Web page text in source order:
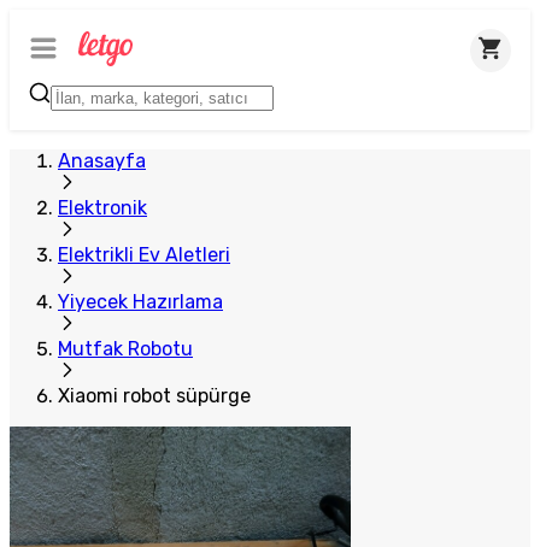
Anasayfa
Elektronik
Elektrikli Ev Aletleri
Yiyecek Hazırlama
Mutfak Robotu
Xiaomi robot süpürge
Plus Satıcı